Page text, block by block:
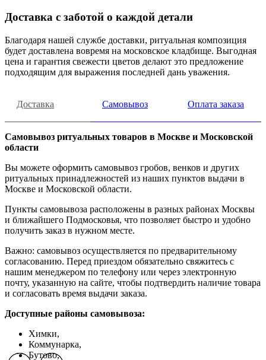
Доставка с заботой о каждой детали
Благодаря нашей службе доставки, ритуальная композиция
будет доставлена вовремя на московское кладбище. Выгодная
цена и гарантия свежести цветов делают это предложение
подходящим для выражения последней дань уважения.
Доставка Самовывоз Оплата заказа
Самовывоз ритуальных товаров в Москве и Московской
области
Вы можете оформить самовывоз гробов, венков и других
ритуальных принадлежностей из наших пунктов выдачи в
Москве и Московской области.
Пункты самовывоза расположены в разных районах Москвы
и ближайшего Подмосковья, что позволяет быстро и удобно
получить заказ в нужном месте.
Важно: самовывоз осуществляется по предварительному
согласованию. Перед приездом обязательно свяжитесь с
нашим менеджером по телефону или через электронную
почту, указанную на сайте, чтобы подтвердить наличие товара
и согласовать время выдачи заказа.
Доступные районы самовывоза:
Химки,
Коммунарка,
Бутово,